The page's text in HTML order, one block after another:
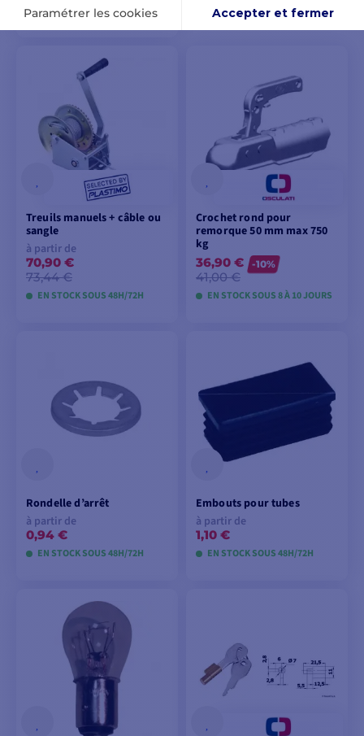
EN STOCK SOUS 48H/72H
AJOUTER AU
PANIER
Treuils manuels + câble ou
sangle
à partir de
70,90 €
73,44 €
EN STOCK SOUS 48H/72H
Crochet rond pour
remorque 50 mm max 750
kg
36,90 €
41,00 €
-10%
EN STOCK SOUS 8 À 10 JOURS
Rondelle d’arrêt
à partir de
0,94 €
EN STOCK SOUS 48H/72H
VOIR LES MODÈLES
Embouts pour tubes
à partir de
1,10 €
EN STOCK SOUS 48H/72H